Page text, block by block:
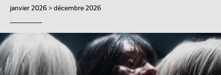
janvier 2026 > décembre 2026